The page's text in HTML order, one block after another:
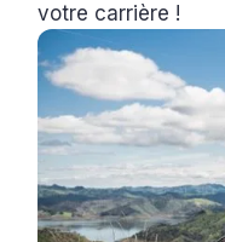
votre carrière !